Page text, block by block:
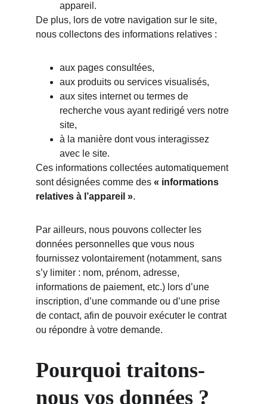
appareil.
De plus, lors de votre navigation sur le site,
nous collectons des informations relatives :
aux pages consultées,
aux produits ou services visualisés,
aux sites internet ou termes de
recherche vous ayant redirigé vers notre
site,
à la manière dont vous interagissez
avec le site.
Ces informations collectées automatiquement
sont désignées comme des « informations
relatives à l’appareil ».
Par ailleurs, nous pouvons collecter les
données personnelles que vous nous
fournissez volontairement (notamment, sans
s’y limiter : nom, prénom, adresse,
informations de paiement, etc.) lors d’une
inscription, d’une commande ou d’une prise
de contact, afin de pouvoir exécuter le contrat
ou répondre à votre demande.
Pourquoi traitons-
nous vos données ?